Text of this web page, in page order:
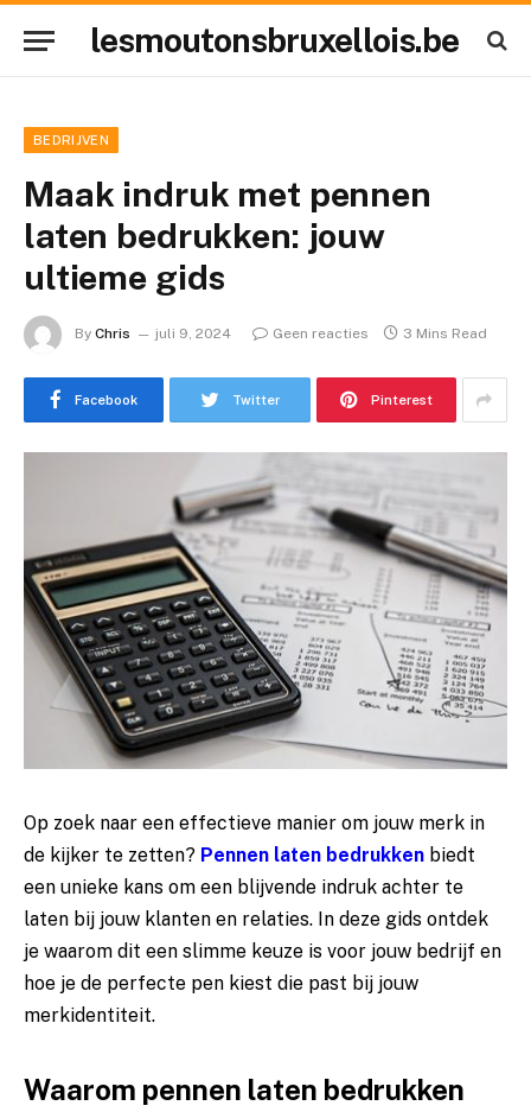
lesmoutonsbruxellois.be
BEDRIJVEN
Maak indruk met pennen
laten bedrukken: jouw
ultieme gids
By Chris juli 9, 2024 Geen reacties 3 Mins Read
Facebook Twitter Pinterest
Op zoek naar een effectieve manier om jouw merk in
de kijker te zetten? Pennen laten bedrukken biedt
een unieke kans om een blijvende indruk achter te
laten bij jouw klanten en relaties. In deze gids ontdek
je waarom dit een slimme keuze is voor jouw bedrijf en
hoe je de perfecte pen kiest die past bij jouw
merkidentiteit.
Waarom pennen laten bedrukken